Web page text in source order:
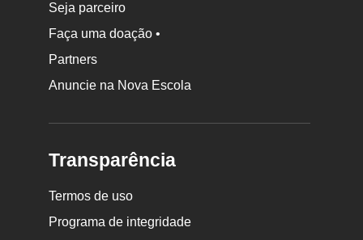
Seja parceiro
Faça uma doação •
Partners
Anuncie na Nova Escola
Transparência
Termos de uso
Programa de integridade